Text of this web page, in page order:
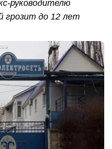
руководителю
грозит до 12 лет